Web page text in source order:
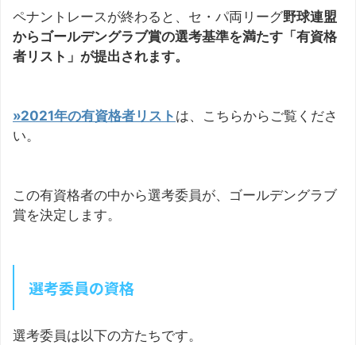
ペナントレースが終わると、セ・パ両リーグ野球連盟
からゴールデングラブ賞の選考基準を満たす「有資格
者リスト」が提出されます。
»2021年の有資格者リスト は、こちらからご覧くださ
い。
この有資格者の中から選考委員が、ゴールデングラブ
賞を決定します。
選考委員の資格
選考委員は以下の方たちです。